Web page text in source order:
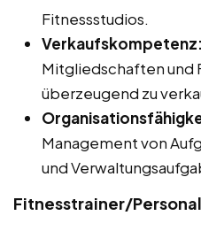
Fitnessstudios.
Verkaufskompetenz:
Mitgliedschaften und
überzeugend zu
Management von
und
Fitnesstrainer/